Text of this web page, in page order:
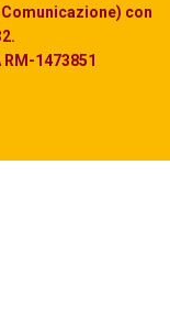
con
RM-1473851